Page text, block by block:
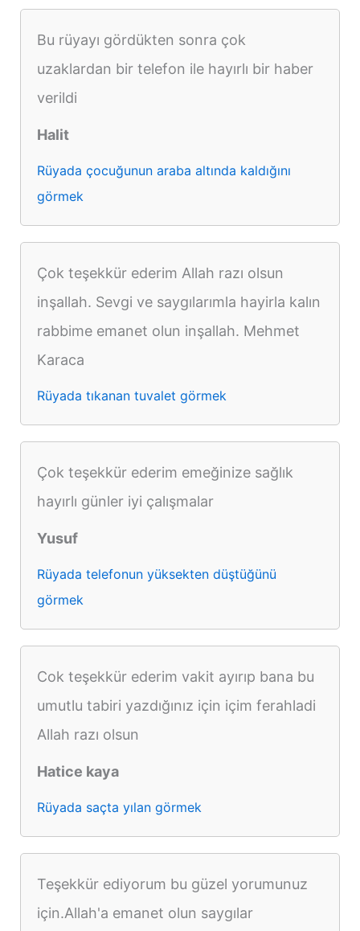
Bu rüyayı gördükten sonra çok
uzaklardan bir telefon ile hayırlı bir haber
verildi
Halit
Rüyada çocuğunun araba altında kaldığını
görmek
Çok teşekkür ederim Allah razı olsun
inşallah. Sevgi ve saygılarımla hayirla kalın
rabbime emanet olun inşallah. Mehmet
Karaca
Rüyada tıkanan tuvalet görmek
Çok teşekkür ederim emeğinize sağlık
hayırlı günler iyi çalışmalar
Yusuf
Rüyada telefonun yüksekten düştüğünü
görmek
Cok teşekkür ederim vakit ayırıp bana bu
umutlu tabiri yazdığınız için içim ferahladi
Allah razı olsun
Hatice kaya
Rüyada saçta yılan görmek
Teşekkür ediyorum bu güzel yorumunuz
için.Allah'a emanet olun saygılar